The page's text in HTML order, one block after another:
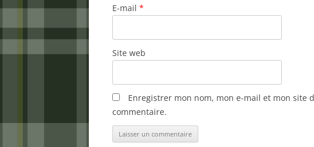
E-mail *
Site web
Enregistrer mon nom, mon e-mail et mon site
commentaire.